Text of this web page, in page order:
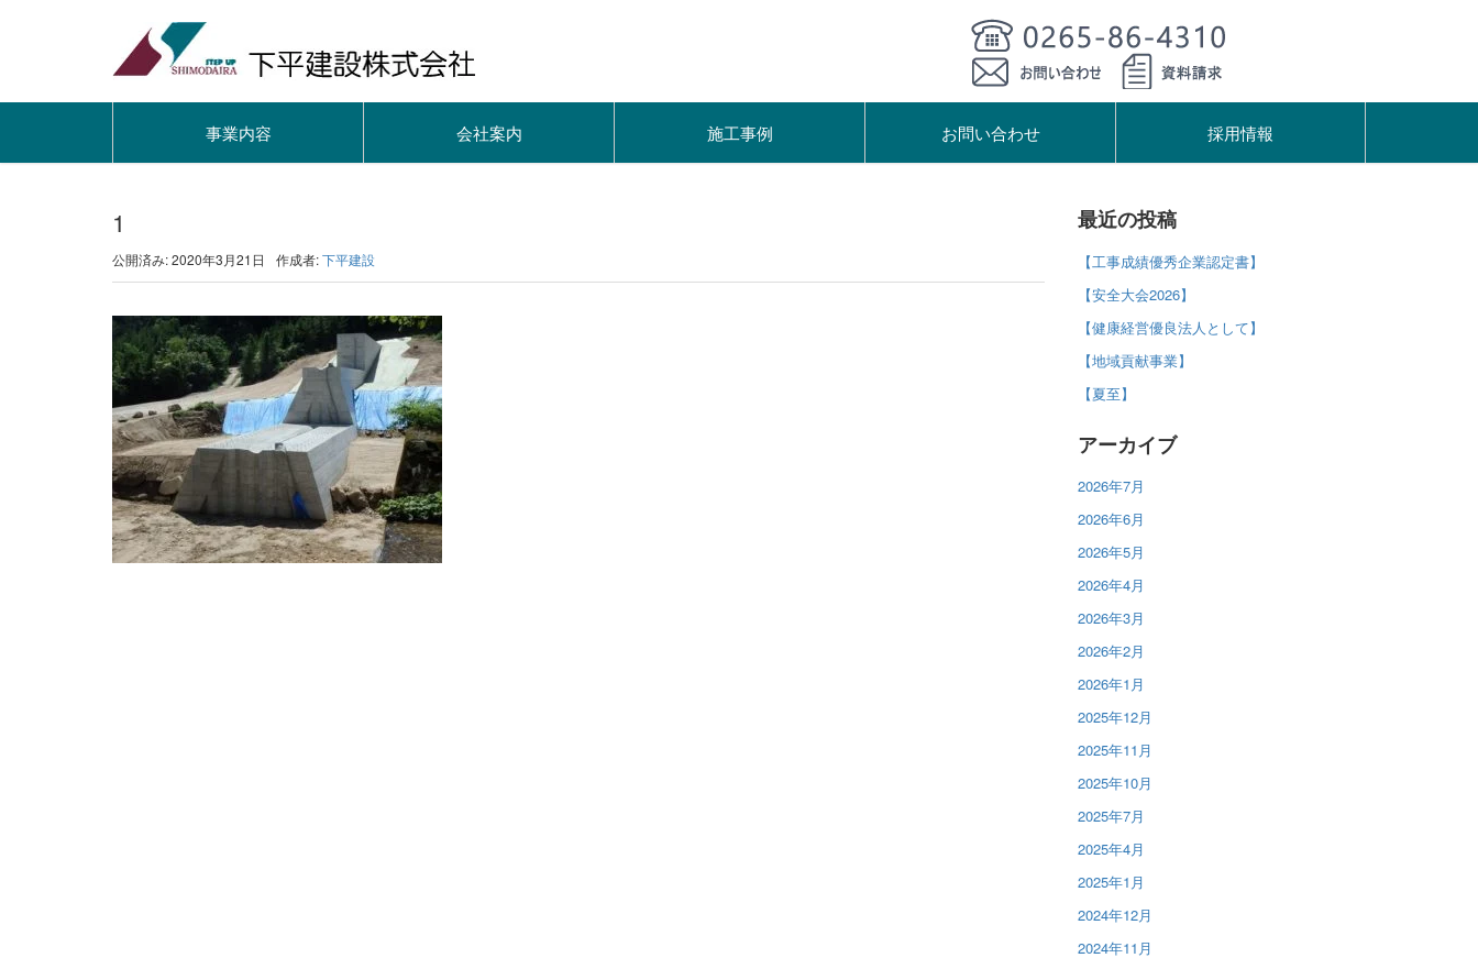
事業内容 会社案内 施工事例 お問い合わせ 採用情報
1
公開済み: 2020年3月21日 作成者:下平建設
最近の投稿
【工事成績優秀企業認定書】
【安全大会2026】
【健康経営優良法人として】
【地域貢献事業】
【夏至】
アーカイブ
2026年7月
2026年6月
2026年5月
2026年4月
2026年3月
2026年2月
2026年1月
2025年12月
2025年11月
2025年10月
2025年7月
2025年4月
2025年1月
2024年12月
2024年11月